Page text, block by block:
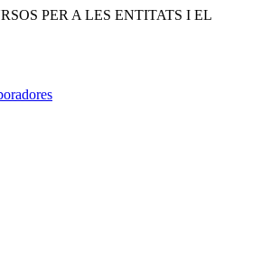
PER A LES ENTITATS I EL